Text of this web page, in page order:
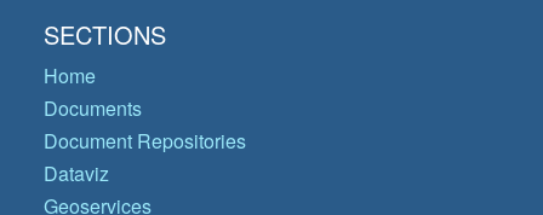
SECTIONS
Home
Documents
Document Repositories
Dataviz
Geoservices